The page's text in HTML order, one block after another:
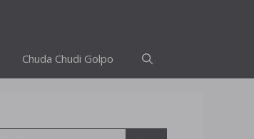
Chuda Chudi Golpo